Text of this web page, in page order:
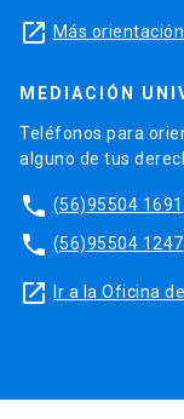
launch Más orientación
MEDIACIÓN
Teléfonos para
alguno de tus
phone (56)95504 1691
phone (56)95504 1247
launch Ir a la Oficina